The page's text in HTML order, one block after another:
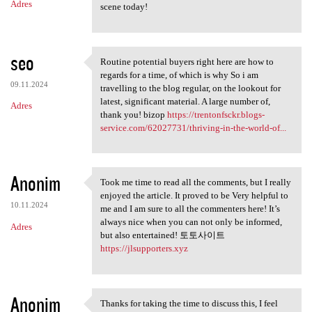
Adres scene today!
seo
09.11.2024
Adres
Routine potential buyers
Routine potential buyers right here are how to
regards for a time, of which is why So i am
travelling to the blog regular, on the lookout for
latest, significant material. A large number of,
thank you! bizop https://trentonfsckr.blogs-
service.com/62027731/thriving-in-the-world-of...
Anonim
10.11.2024
Adres
Took me time to read all the
Took me time to read all the comments, but I really
enjoyed the article. It proved to be Very helpful to
me and I am sure to all the commenters here! It’s
always nice when you can not only be informed,
but also entertained! 토토사이트
https://jlsupporters.xyz
Anonim
Thanks for taking the time to discuss this, I feel